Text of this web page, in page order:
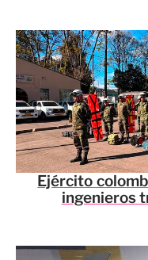
Ejército
ingenieros